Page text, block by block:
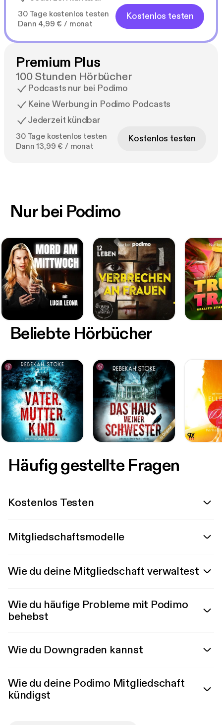
30 Tage kostenlos testen
Dann 4,99 € / monat
Kostenlos testen
Premium Plus
100 Stunden Hörbücher
Podcasts nur bei Podimo
Keine Werbung in Podimo Podcasts
Jederzeit kündbar
30 Tage kostenlos testen
Dann 13,99 € / monat
Kostenlos testen
Nur bei Podimo
Beliebte Hörbücher
Häufig gestellte Fragen
Kostenlos Testen
Mitgliedschaftsmodelle
Wie du deine Mitgliedschaft verwaltest
Wie du häufige Probleme mit Podimo
behebst
Wie du Downgraden kannst
Wie du deine Podimo Mitgliedschaft
kündigst